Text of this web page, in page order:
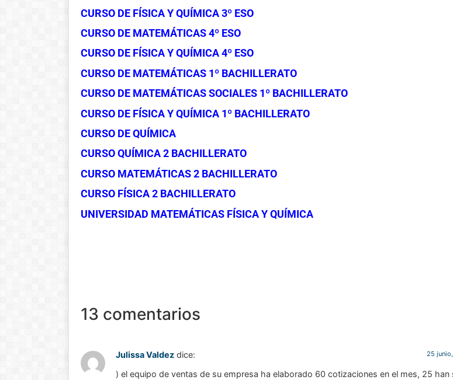
CURSO DE FÍSICA Y QUÍMICA 3º ESO
CURSO DE MATEMÁTICAS 4º ESO
CURSO DE FÍSICA Y QUÍMICA 4º ESO
CURSO DE MATEMÁTICAS 1º BACHILLERATO
CURSO DE MATEMÁTICAS SOCIALES 1º BACHILLERATO
CURSO DE FÍSICA Y QUÍMICA 1º BACHILLERATO
CURSO DE QUÍMICA
CURSO QUÍMICA 2 BACHILLERATO
CURSO MATEMÁTICAS 2 BACHILLERATO
CURSO FÍSICA 2 BACHILLERATO
UNIVERSIDAD MATEMÁTICAS FÍSICA Y QUÍMICA
13 comentarios
Julissa Valdez dice: 25
) el equipo de ventas de su empresa ha elaborado 60 cotizaciones en el mes, 25 han
Historia de las
matemáticas:
Del cero al
infinito
al infinito. En la Casa 🏠
del Libro, tanto de
Ver libro